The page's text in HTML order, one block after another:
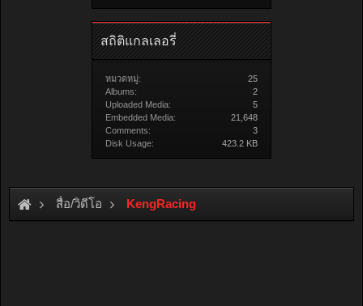
สถิติแกลเลอรี่
หมวดหมู่:
25
Albums:
2
Uploaded Media:
5
Embedded Media:
21,648
Comments:
3
Disk Usage:
423.2 KB
สื่อ/วิดีโอ KengRacing